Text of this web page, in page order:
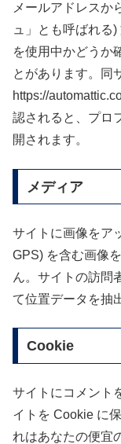
メールアドレスか
ュ」とも呼ばれる
を使用中かどうか
とがあります。同
https://
認されると、プロ
開されます。
メディア
サイトに画像をア
GPS) を含む画像
ん。サイトの訪問
て位置データを抽
Cookie
サイトにコメント
イトを Cookie に
れはあなたの便宜